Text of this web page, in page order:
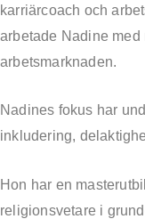
karriärcoach och
arbetade Nadine
arbetsmarknaden.
Nadines fokus har
inkludering,
Hon har en
religionsvetare i